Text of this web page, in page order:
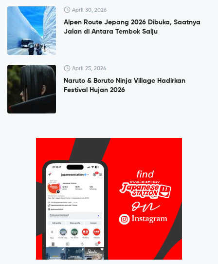
April 30, 2026
Alpen Route Jepang 2026 Dibuka, Saatnya
Jalan di Antara Tembok Salju
April 25, 2026
Naruto & Boruto Ninja Village Hadirkan
Festival Hujan 2026